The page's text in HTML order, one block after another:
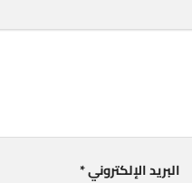
البريد الإلكتروني*